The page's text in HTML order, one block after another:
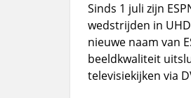
Sinds 1 juli zijn
wedstrijden in
nieuwe naam van
beeldkwaliteit
televisiekijken via